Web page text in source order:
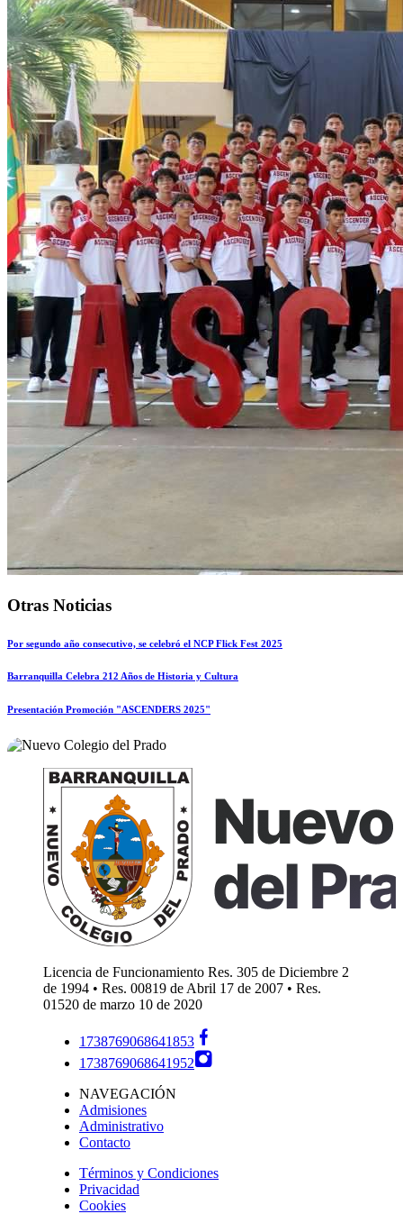
Otras Noticias
Por segundo año consecutivo, se celebró el NCP Flick Fest 2025
Barranquilla Celebra 212 Años de Historia y Cultura
Presentación Promoción "ASCENDERS 2025"
Licencia de Funcionamiento Res. 305 de Diciembre 2
de 1994 • Res. 00819 de Abril 17 de 2007 • Res.
01520 de marzo 10 de 2020
1738769068641853
1738769068641952
NAVEGACIÓN
Admisiones
Administrativo
Contacto
Términos y Condiciones
Privacidad
Cookies